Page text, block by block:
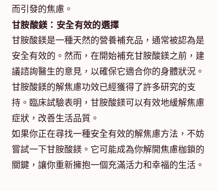
而引發的焦慮。
甘胺酸鎂：安全有效的選擇
甘胺酸鎂是一種天然的營養補充品，通常被認為是
安全有效的。然而，在開始補充甘胺酸鎂之前，建
議諮詢醫生的意見，以確保它適合你的身體狀況。
甘胺酸鎂的解焦慮功效已經獲得了許多研究的支
持。臨床試驗表明，甘胺酸鎂可以有效地緩解焦慮
症狀，改善生活品質。
如果你正在尋找一種安全有效的解焦慮方法，不妨
嘗試一下甘胺酸鎂。它可能成為你解開焦慮枷鎖的
關鍵，讓你重新擁抱一個充滿活力和幸福的生活。